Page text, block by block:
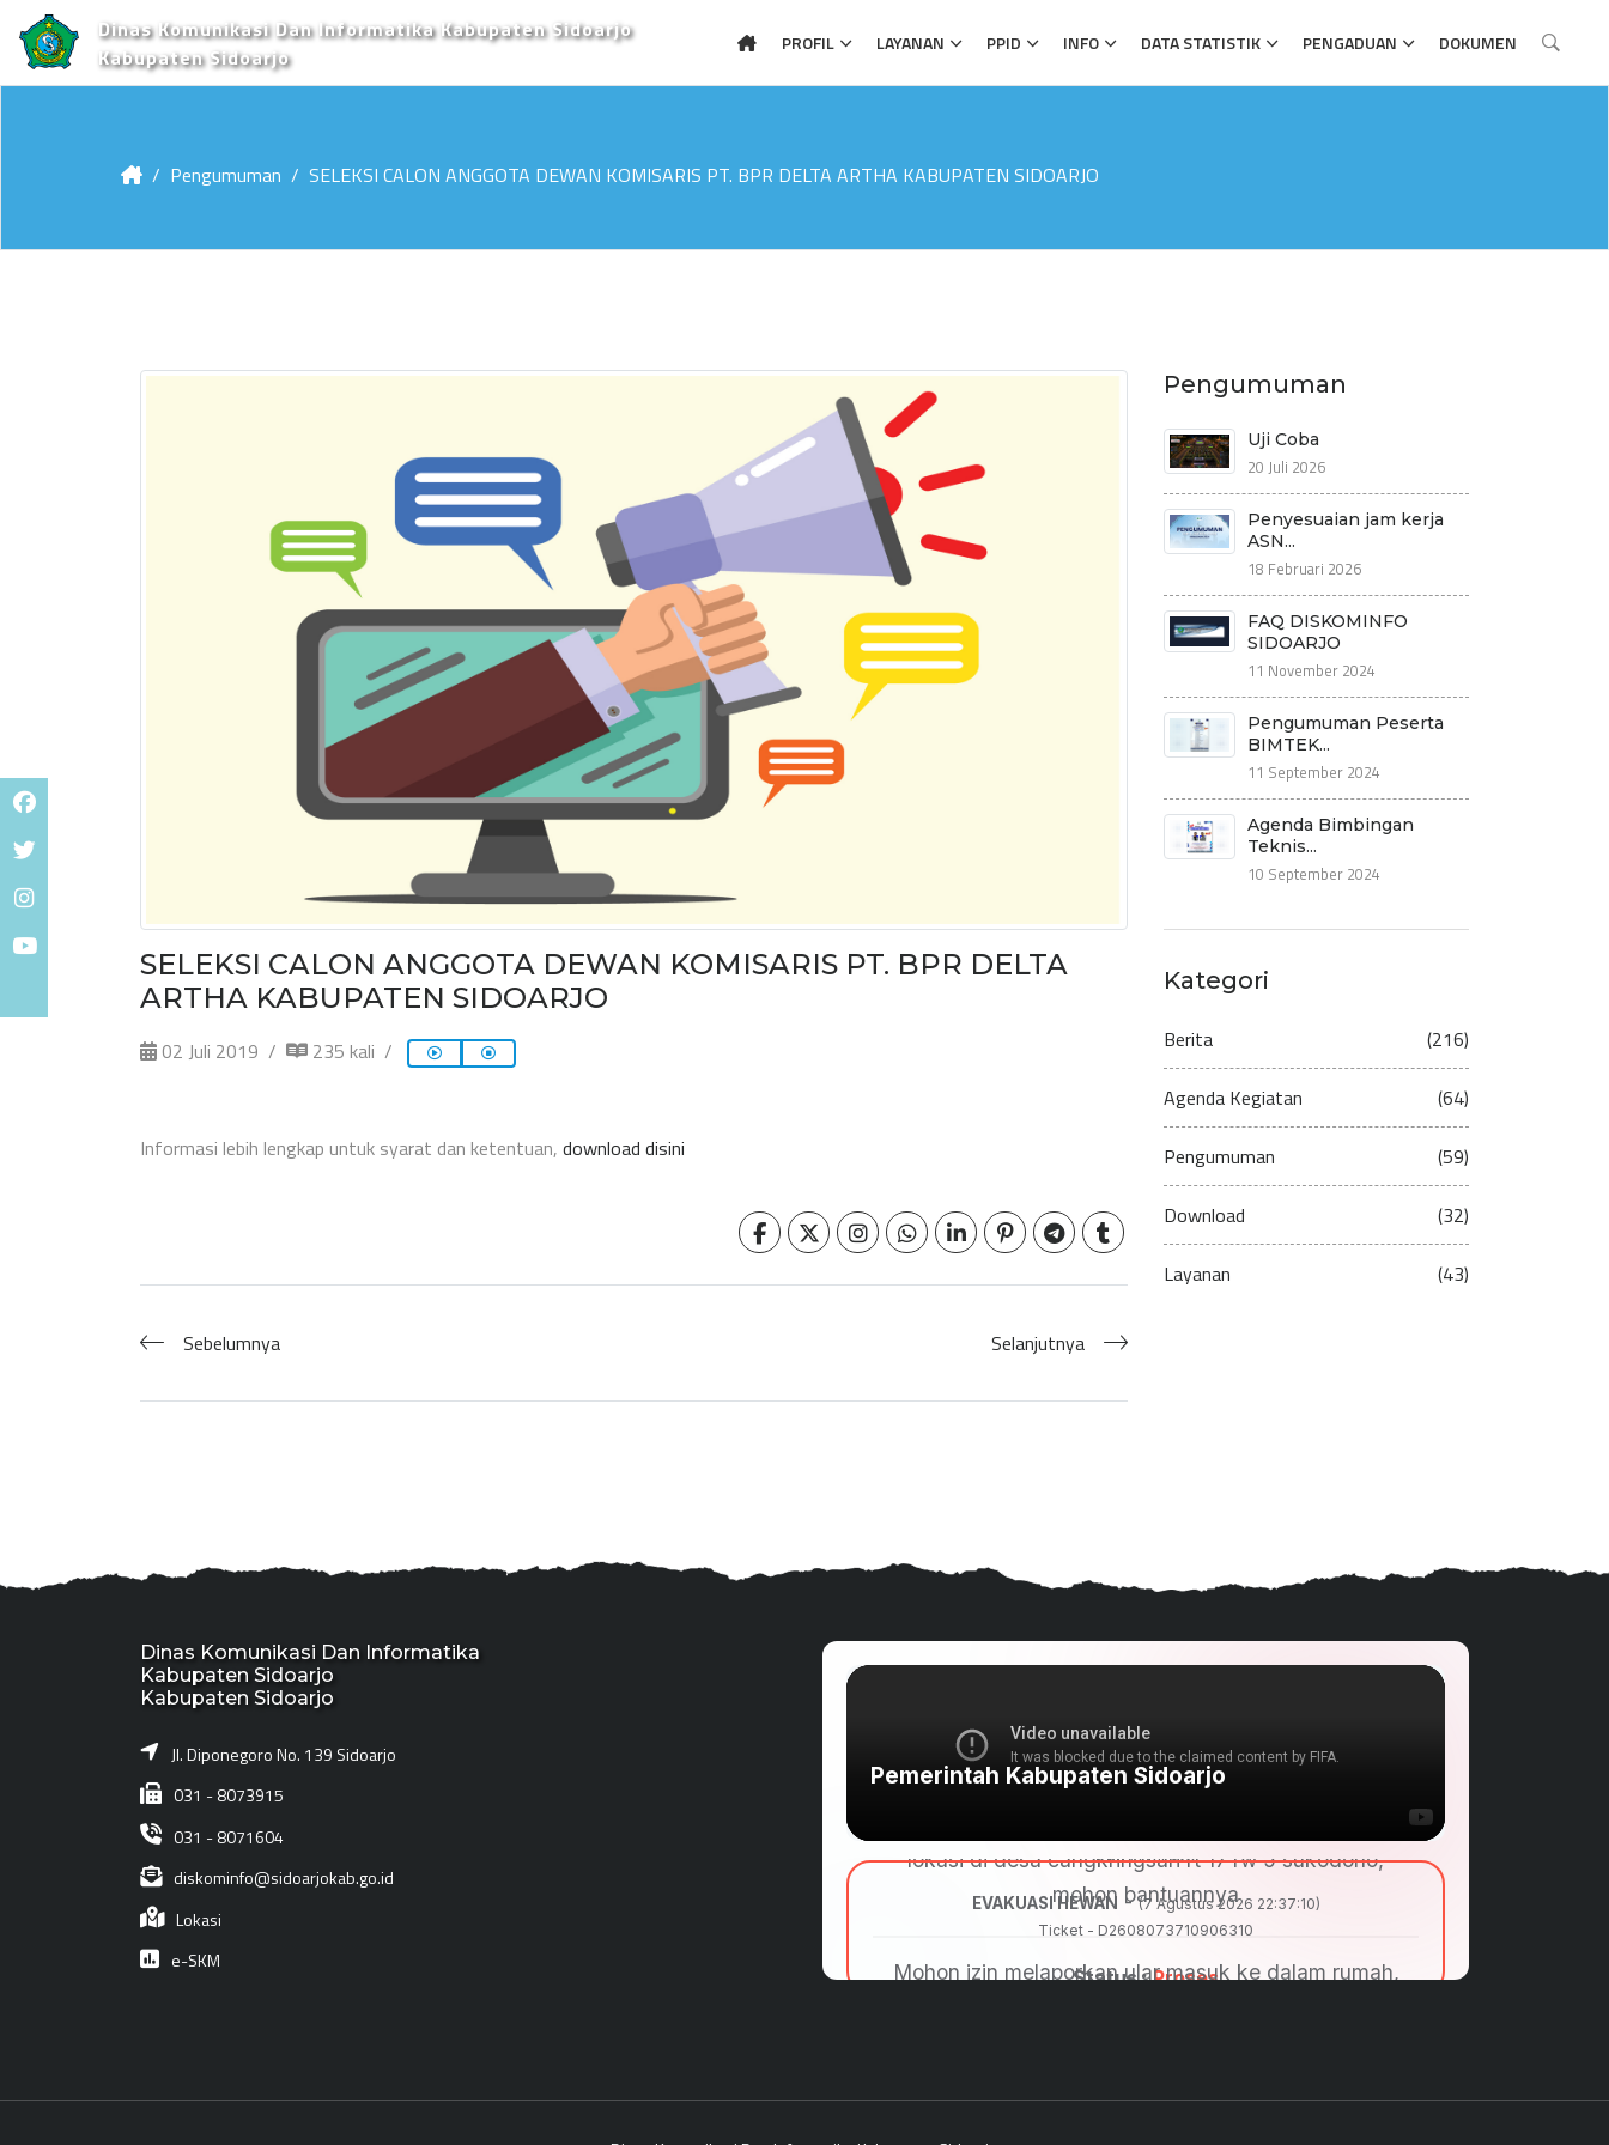
Dinas Komunikasi Dan Informatika Kabupaten Sidoarjo
Kabupaten Sidoarjo
PROFIL LAYANAN PPID INFO DATA STATISTIK PENGADUAN DOKUMEN
Pengumuman SELEKSI CALON ANGGOTA DEWAN KOMISARIS PT. BPR DELTA ARTHA KABUPATEN SIDOARJO
SELEKSI CALON ANGGOTA DEWAN KOMISARIS PT. BPR DELTA
ARTHA KABUPATEN SIDOARJO
02 Juli 2019 235 kali
Informasi lebih lengkap untuk syarat dan ketentuan, download disini
Sebelumnya Selanjutnya
Pengumuman
Uji Coba
20 Juli 2026
Penyesuaian jam kerja
ASN...
18 Februari 2026
FAQ DISKOMINFO
SIDOARJO
11 November 2024
Pengumuman Peserta
BIMTEK...
11 September 2024
Agenda Bimbingan
Teknis...
10 September 2024
Kategori
Berita (216)
Agenda Kegiatan (64)
Pengumuman (59)
Download (32)
Layanan (43)
Dinas Komunikasi Dan Informatika
Kabupaten Sidoarjo
Kabupaten Sidoarjo
Jl. Diponegoro No. 139 Sidoarjo
031 - 8073915
031 - 8071604
diskominfo@sidoarjokab.go.id
Lokasi
e-SKM